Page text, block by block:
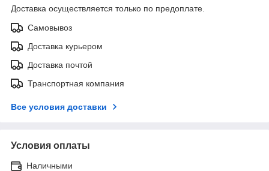
Доставка осуществляется только по предоплате.
Самовывоз
Доставка курьером
Доставка почтой
Транспортная компания
Все условия доставки
Условия оплаты
Наличными